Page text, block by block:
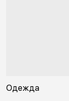
Одежда